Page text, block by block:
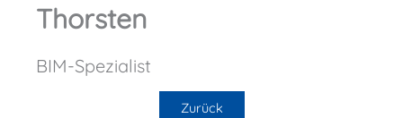
Thorsten
BIM-Spezialist
Zurück